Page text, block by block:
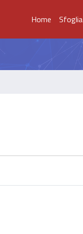
Home Sfoglia